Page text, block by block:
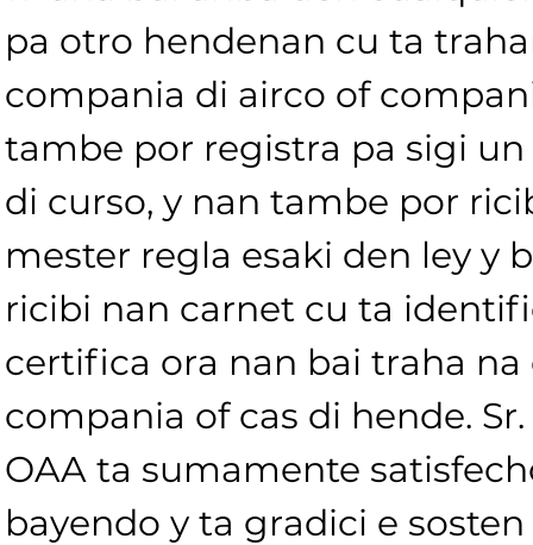
pa otro hendenan cu ta
compania di airco of
tambe por registra pa sigi
di curso, y nan tambe por
mester regla esaki den ley y
ricibi nan carnet cu ta
certifica ora nan bai traha
compania of cas di hende.
OAA ta sumamente
bayendo y ta gradici e